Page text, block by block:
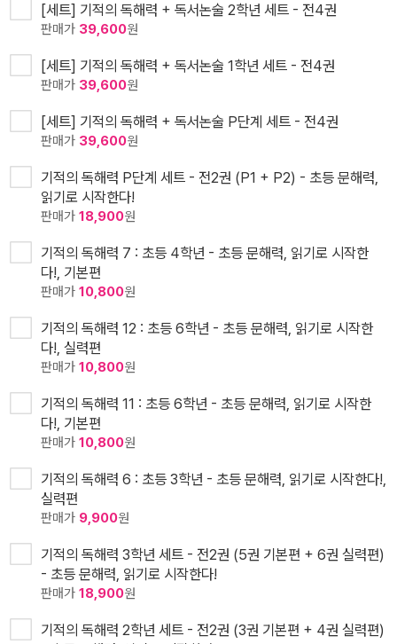
[세트] 기적의 독해력 + 독서논술 2학년 세트 - 전4권
판매가 39,600원
[세트] 기적의 독해력 + 독서논술 1학년 세트 - 전4권
판매가 39,600원
[세트] 기적의 독해력 + 독서논술 P단계 세트 - 전4권
판매가 39,600원
기적의 독해력 P단계 세트 - 전2권 (P1 + P2) - 초등 문해력,
읽기로 시작한다!
판매가 18,900원
기적의 독해력 7 : 초등 4학년 - 초등 문해력, 읽기로 시작한
다!, 기본편
판매가 10,800원
기적의 독해력 12 : 초등 6학년 - 초등 문해력, 읽기로 시작한
다!, 실력편
판매가 10,800원
기적의 독해력 11 : 초등 6학년 - 초등 문해력, 읽기로 시작한
다!, 기본편
판매가 10,800원
기적의 독해력 6 : 초등 3학년 - 초등 문해력, 읽기로 시작한다!,
실력편
판매가 9,900원
기적의 독해력 3학년 세트 - 전2권 (5권 기본편 + 6권 실력편)
- 초등 문해력, 읽기로 시작한다!
판매가 18,900원
기적의 독해력 2학년 세트 - 전2권 (3권 기본편 + 4권 실력편)